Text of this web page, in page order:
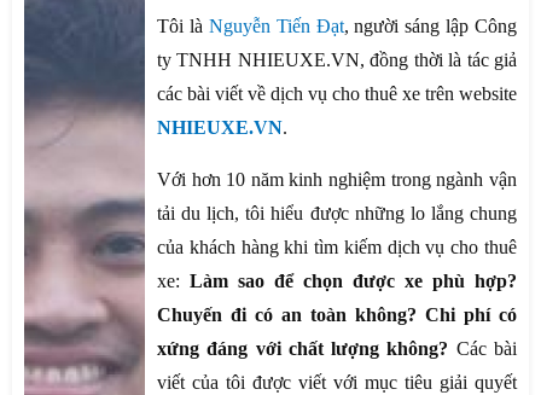
Tôi là Nguyễn Tiến Đạt, người sáng lập Công
ty TNHH NHIEUXE.VN, đồng thời là tác giả
các bài viết về dịch vụ cho thuê xe trên website
NHIEUXE.VN.
Với hơn 10 năm kinh nghiệm trong ngành vận
tải du lịch, tôi hiểu được những lo lắng chung
của khách hàng khi tìm kiếm dịch vụ cho thuê
xe: Làm sao để chọn được xe phù hợp?
Chuyến đi có an toàn không? Chi phí có
xứng đáng với chất lượng không? Các bài
viết của tôi được viết với mục tiêu giải quyết